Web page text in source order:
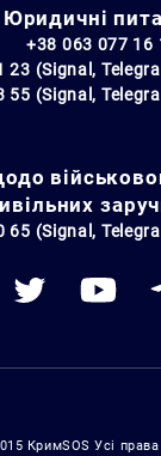
Юридичні
+38 063 077 16
23 (Signal,
55 (Signal,
65 (Signal,
КримSOS Усі права